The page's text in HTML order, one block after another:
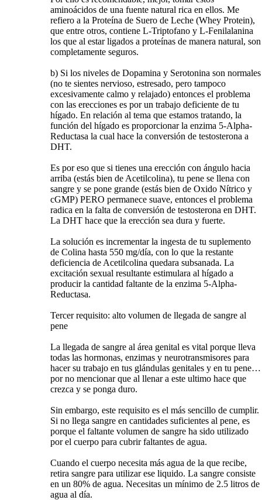
aminoácidos de una fuente natural rica en ellos. Me
refiero a la Proteína de Suero de Leche (Whey Protein),
que entre otros, contiene L-Triptofano y L-Fenilalanina
los que al estar ligados a proteínas de manera natural, son
completamente seguros.
b) Si los niveles de Dopamina y Serotonina son normales
(no te sientes nervioso, estresado, pero tampoco
excesivamente calmo y relajado) entonces el problema
con las erecciones es por un trabajo deficiente de tu
hígado. En relación al tema que estamos tratando, la
función del hígado es proporcionar la enzima 5-Alpha-
Reductasa la cual hace la conversión de testosterona a
DHT.
Es por eso que si tienes una erección con ángulo hacia
arriba (estás bien de Acetilcolina), tu pene se llena con
sangre y se pone grande (estás bien de Oxido Nítrico y
cGMP) PERO permanece suave, entonces el problema
radica en la falta de conversión de testosterona en DHT.
La DHT hace que la erección sea dura y fuerte.
La solución es incrementar la ingesta de tu suplemento
de Colina hasta 550 mg/día, con lo que la restante
deficiencia de Acetilcolina quedara subsanada. La
excitación sexual resultante estimulara al hígado a
producir la cantidad faltante de la enzima 5-Alpha-
Reductasa.
Tercer requisito: alto volumen de llegada de sangre al
pene
La llegada de sangre al área genital es vital porque lleva
todas las hormonas, enzimas y neurotransmisores para
hacer su trabajo en tus glándulas genitales y en tu pene…
por no mencionar que al llenar a este ultimo hace que
crezca y se ponga duro.
Sin embargo, este requisito es el más sencillo de cumplir.
Si no llega sangre en cantidades suficientes al pene, es
porque el faltante volumen de sangre ha sido utilizado
por el cuerpo para cubrir faltantes de agua.
Cuando el cuerpo necesita más agua de la que recibe,
retira sangre para utilizar ese liquido. La sangre consiste
en un 80% de agua. Necesitas un mínimo de 2.5 litros de
agua al día.